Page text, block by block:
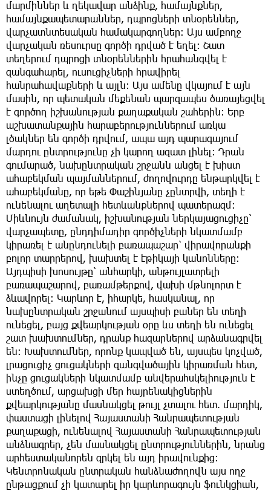
մարմիններ և ղեկավար անձինք, համայնքներ,
համայնքապետարաններ, դպրոցների տնօրեններ,
վարչատնտեսական համակարգողներ։ Այս ամբողջ
վարչական ռեսուրսը գործի դրված է եղել։ Շատ
տեղերում դպրոցի տնօրեններին հրահանգվել է
զանգահարել, ուսուցիչների հրավիրել
հանրահավաքների և այլն։ Այս ամենը վկայում է այն
մասին, որ պետական մեքենան պարզապես ծառայեցվել
է գործող իշխանության քաղաքական շահերին։ Երբ
աշխատանքային հարաբերություններում առկա
լծակներ են գործի դրվում, ապա այդ պարագայում
մարդու ընտրությունը չի կարող ազատ լինել։ Դրան
գումարած, նախընտրական շրջանն անցել է խիստ
ահաբեկման պայմաններում, ժողովուրդը ենթարկվել է
ահաբեկմանը, որ եթե Փաշինյանը չընտրվի, տեղի է
ունենալու աղետալի հետևանքներով պատերազմ։
Միևնույն ժամանակ, իշխանության ներկայացուցիչը՝
վարչապետը, ընդդիմադիր գործիչների նկատմամբ
կիրառել է անընդունելի բառապաշար՝ վիրավորանքի
բոլոր տարրերով, խախտել է էթիկայի կանոնները։
Այդպիսի խոսույթը՝ անհարկի, անթույլատրելի
բառապաշարով, բառամթերքով, վախի մթնոլորտ է
ձևավորել։ Կարևոր է, իհարկե, հասկանալ, որ
նախընտրական շրջանում այսպիսի բաներ են տեղի
ունեցել, բայց քվեարկության օրը ևս տեղի են ունեցել
շատ խախտումներ, դրանք հազարներով արձանագրվել
են։ Խախտումներ, որոնք կապված են, այսպես կոչված,
լրացուցիչ ցուցակների զանգվածային կիրառման հետ,
ինչը ցուցակների նկատմամբ անվերահսկելիություն է
ստեղծում, արցախցի մեր հայրենակիցներին
քվեարկությանը մասնակցել թույլ չտալու հետ. մարդիկ,
փաստացի լինելով Հայաստանի Հանրապետության
քաղաքացի, ունենալով Հայաստանի Հանրապետության
անձնագրեր, չեն մասնակցել ընտրություններին, նրանց
արհեստականորեն զրկել են այդ իրավունքից։
Կենտրոնական ընտրական հանձնաժողովն այս ողջ
ընթացքում չի կատարել իր կարևորագույն ֆունկցիան,